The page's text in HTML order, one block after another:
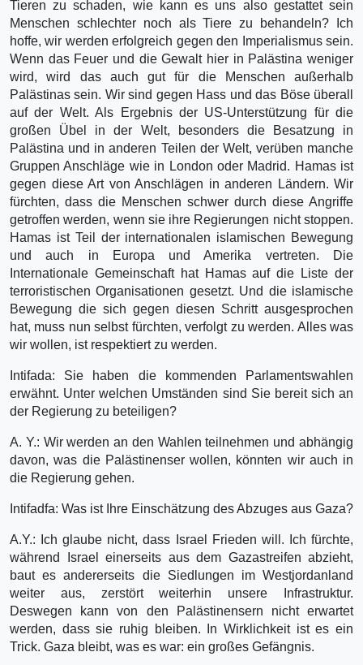
Tieren zu schaden, wie kann es uns also gestattet sein
Menschen schlechter noch als Tiere zu behandeln? Ich
hoffe, wir werden erfolgreich gegen den Imperialismus sein.
Wenn das Feuer und die Gewalt hier in Palästina weniger
wird, wird das auch gut für die Menschen außerhalb
Palästinas sein. Wir sind gegen Hass und das Böse überall
auf der Welt. Als Ergebnis der US-Unterstützung für die
großen Übel in der Welt, besonders die Besatzung in
Palästina und in anderen Teilen der Welt, verüben manche
Gruppen Anschläge wie in London oder Madrid. Hamas ist
gegen diese Art von Anschlägen in anderen Ländern. Wir
fürchten, dass die Menschen schwer durch diese Angriffe
getroffen werden, wenn sie ihre Regierungen nicht stoppen.
Hamas ist Teil der internationalen islamischen Bewegung
und auch in Europa und Amerika vertreten. Die
Internationale Gemeinschaft hat Hamas auf die Liste der
terroristischen Organisationen gesetzt. Und die islamische
Bewegung die sich gegen diesen Schritt ausgesprochen
hat, muss nun selbst fürchten, verfolgt zu werden. Alles was
wir wollen, ist respektiert zu werden.
Intifada: Sie haben die kommenden Parlamentswahlen
erwähnt. Unter welchen Umständen sind Sie bereit sich an
der Regierung zu beteiligen?
A. Y.: Wir werden an den Wahlen teilnehmen und abhängig
davon, was die Palästinenser wollen, könnten wir auch in
die Regierung gehen.
Intifadfa: Was ist Ihre Einschätzung des Abzuges aus Gaza?
A.Y.: Ich glaube nicht, dass Israel Frieden will. Ich fürchte,
während Israel einerseits aus dem Gazastreifen abzieht,
baut es andererseits die Siedlungen im Westjordanland
weiter aus, zerstört weiterhin unsere Infrastruktur.
Deswegen kann von den Palästinensern nicht erwartet
werden, dass sie ruhig bleiben. In Wirklichkeit ist es ein
Trick. Gaza bleibt, was es war: ein großes Gefängnis.